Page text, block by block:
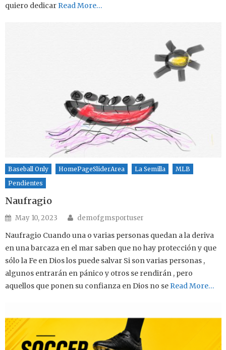
quiero dedicar Read More…
Baseball Only HomePageSliderArea La Semilla
MLB
Pendientes
Naufragio
Posted on
May 10, 2023 Author
demofgmsportuser
Naufragio Cuando una o varias personas quedan a la deriva
en una barcaza en el mar saben que no hay protección y que
sólo la Fe en Dios los puede salvar Si son varias personas ,
algunos entrarán en pánico y otros se rendirán , pero
aquellos que ponen su confianza en Dios no se Read More…